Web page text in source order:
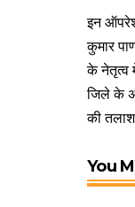
​इन
कुमार
के नेतृत्व
जिले के
की
You